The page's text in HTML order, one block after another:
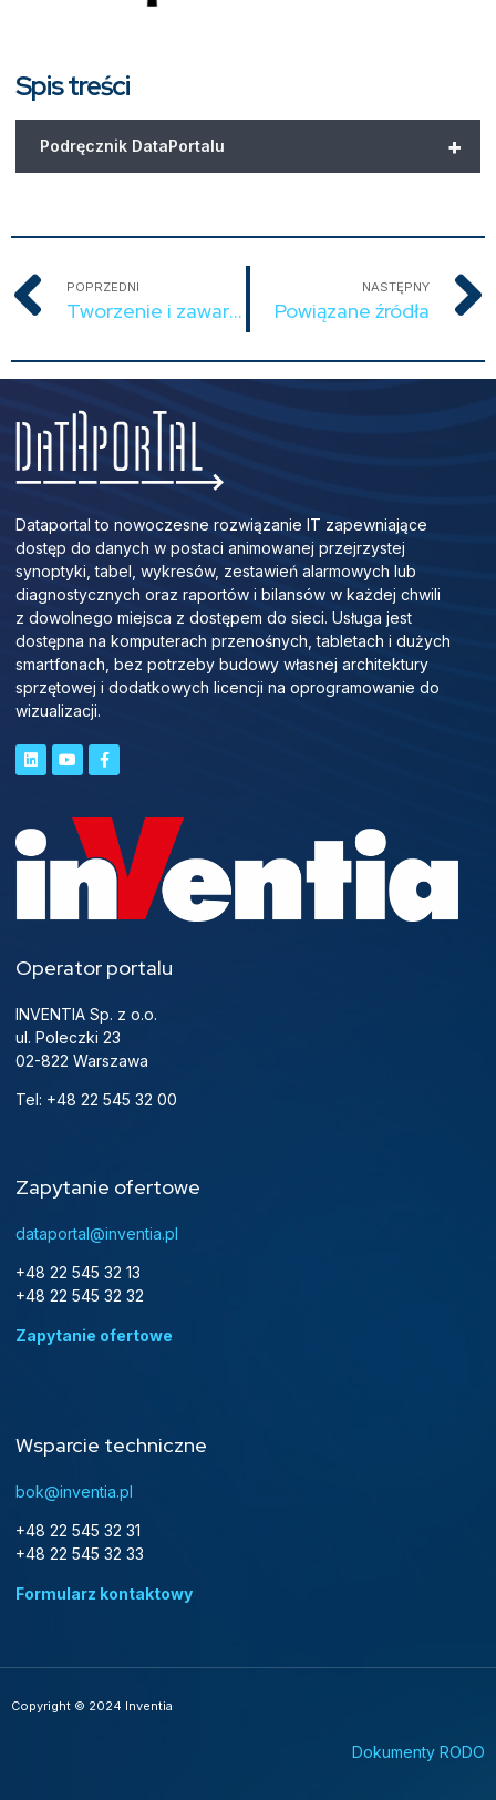
Spis treści
+
Podręcznik DataPortalu
POPRZEDNI
Tworzenie i zawartość projektu
NASTĘPNY
Powiązane źródła
Dataportal to nowoczesne rozwiązanie IT zapewniające
dostęp do danych w postaci animowanej przejrzystej
synoptyki, tabel, wykresów, zestawień alarmowych lub
diagnostycznych oraz raportów i bilansów w każdej chwili
z dowolnego miejsca z dostępem do sieci. Usługa jest
dostępna na komputerach przenośnych, tabletach i dużych
smartfonach, bez potrzeby budowy własnej architektury
sprzętowej i dodatkowych licencji na oprogramowanie do
wizualizacji.
Operator portalu
INVENTIA Sp. z o.o.
ul. Poleczki 23
02-822 Warszawa
Tel: +48 22 545 32 00
Zapytanie ofertowe
dataportal@inventia.pl
+48 22 545 32 13
+48 22 545 32 32
Zapytanie ofertowe
Wsparcie techniczne
bok@inventia.pl
+48 22 545 32 31
+48 22 545 32 33
Formularz kontaktowy
Copyright © 2024 Inventia
Dokumenty RODO